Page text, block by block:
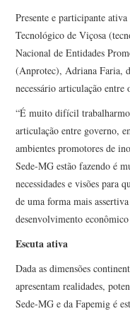
Presente e participante
Tecnológico de Viçosa
Nacional de Entidades
(Anprotec), Adriana Faria,
necessário articulação
“É muito difícil
articulação entre governo,
ambientes promotores de
Sede-MG estão fazendo é
necessidades e visões para
de uma forma mais
desenvolvimento
Escuta ativa
Dada as dimensões
apresentam realidades,
Sede-MG e da Fapemig é